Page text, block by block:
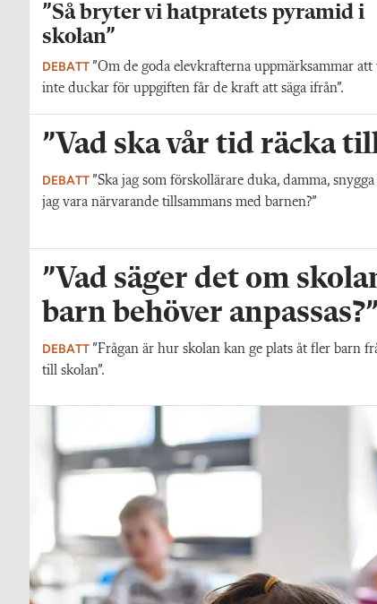
”Så bryter vi hatpratets pyramid i
skolan”
DEBATT ”Om de goda elevkrafterna uppmärksammar att
inte duckar för uppgiften får de kraft att säga ifrån”.
”Vad ska vår tid räcka
DEBATT ”Ska jag som förskollärare duka, damma,
jag vara närvarande tillsammans med barnen?”
”Vad säger det om
barn behöver anpassas?”
DEBATT ”Frågan är hur skolan kan ge plats åt fler barn
till skolan”.